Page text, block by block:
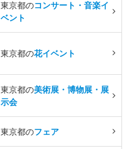
東京都のコンサート・音楽イ
ベント
東京都の花イベント
東京都の美術展・博物展・展
示会
東京都のフェア